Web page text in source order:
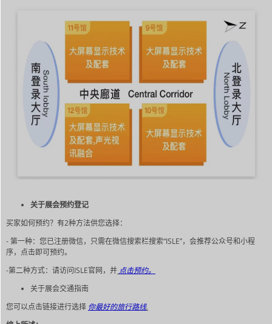
关于展会预约登记
买家如何预约？有2种方法供您选择：
- 第一种：您已注册微信，只需在微信搜索栏搜索“ISLE”，会推荐公众号和小程
序，点击即可预约。
-第二种方式：请访问ISLE官网，并 点击预约。
关于展会交通指南
您可以点击链接进行选择 你最好的旅行路线.